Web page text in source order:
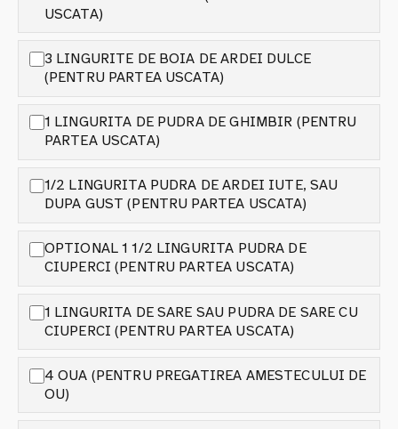
USCATA)
3 LINGURITE DE BOIA DE ARDEI DULCE
(PENTRU PARTEA USCATA)
1 LINGURITA DE PUDRA DE GHIMBIR (PENTRU
PARTEA USCATA)
1/2 LINGURITA PUDRA DE ARDEI IUTE, SAU
DUPA GUST (PENTRU PARTEA USCATA)
OPTIONAL 1 1/2 LINGURITA PUDRA DE
CIUPERCI (PENTRU PARTEA USCATA)
1 LINGURITA DE SARE SAU PUDRA DE SARE CU
CIUPERCI (PENTRU PARTEA USCATA)
4 OUA (PENTRU PREGATIREA AMESTECULUI DE
OU)